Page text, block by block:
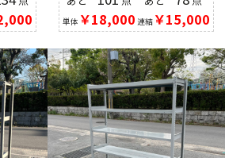
単体 ￥18,000 連結￥15,000